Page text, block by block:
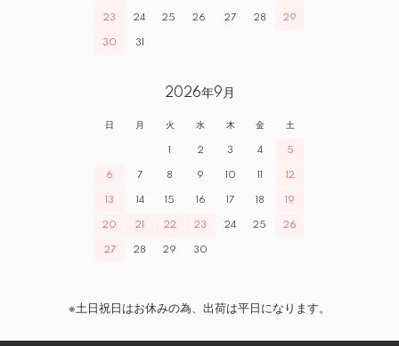
23 24 25 26 27 28 29
30 31
2026年9月
日 月 火 水 木 金 土
1 2 3 4 5
6 7 8 9 10 11 12
13 14 15 16 17 18 19
20 21 22 23 24 25 26
27 28 29 30
※土日祝日はお休みの為、出荷は平日になります。